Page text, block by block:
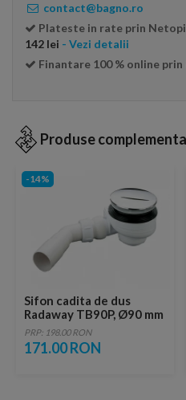
contact@bagno.ro
Plateste in rate prin
142 lei - Vezi detalii
Finantare 100 % online
Produse
-14%
Sifon cadita de dus
Radaway TB90P, Ø90 mm
PRP: 198.00 RON
171.00 RON